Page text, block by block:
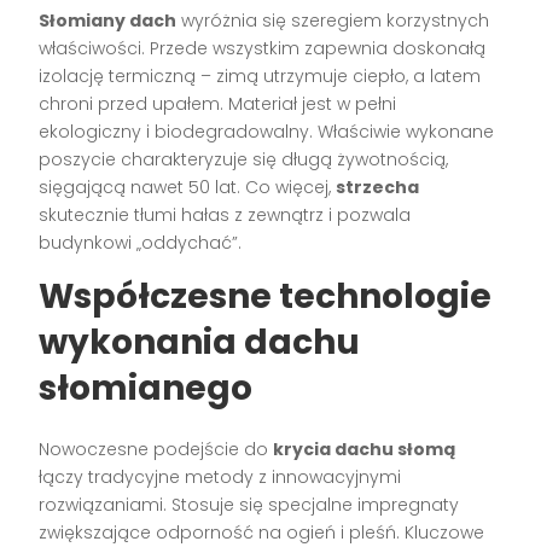
Słomiany dach wyróżnia się szeregiem korzystnych
właściwości. Przede wszystkim zapewnia doskonałą
izolację termiczną – zimą utrzymuje ciepło, a latem
chroni przed upałem. Materiał jest w pełni
ekologiczny i biodegradowalny. Właściwie wykonane
poszycie charakteryzuje się długą żywotnością,
sięgającą nawet 50 lat. Co więcej, strzecha
skutecznie tłumi hałas z zewnątrz i pozwala
budynkowi „oddychać”.
Współczesne technologie
wykonania dachu
słomianego
Nowoczesne podejście do krycia dachu słomą
łączy tradycyjne metody z innowacyjnymi
rozwiązaniami. Stosuje się specjalne impregnaty
zwiększające odporność na ogień i pleśń. Kluczowe